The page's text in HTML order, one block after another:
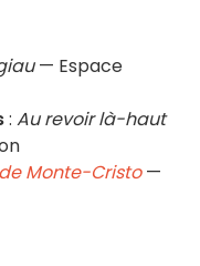
— Espace
: Au revoir là-haut
Monte-Cristo—